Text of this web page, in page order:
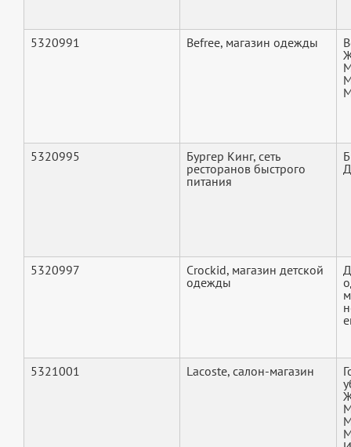
5320991 Befree, магазин одежды
5320995
Бургер Кинг, сеть
ресторанов быстрого
питания
5320997
Crockid, магазин детской
одежды
5321001 Lacoste, салон-магазин